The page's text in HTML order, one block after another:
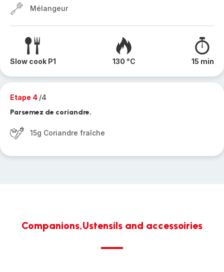
Mélangeur
Slow cook P1 130 °C 15 min
Etape 4 /4
Parsemez de coriandre.
15g Coriandre fraîche
Companions,Ustensils and accessoiries